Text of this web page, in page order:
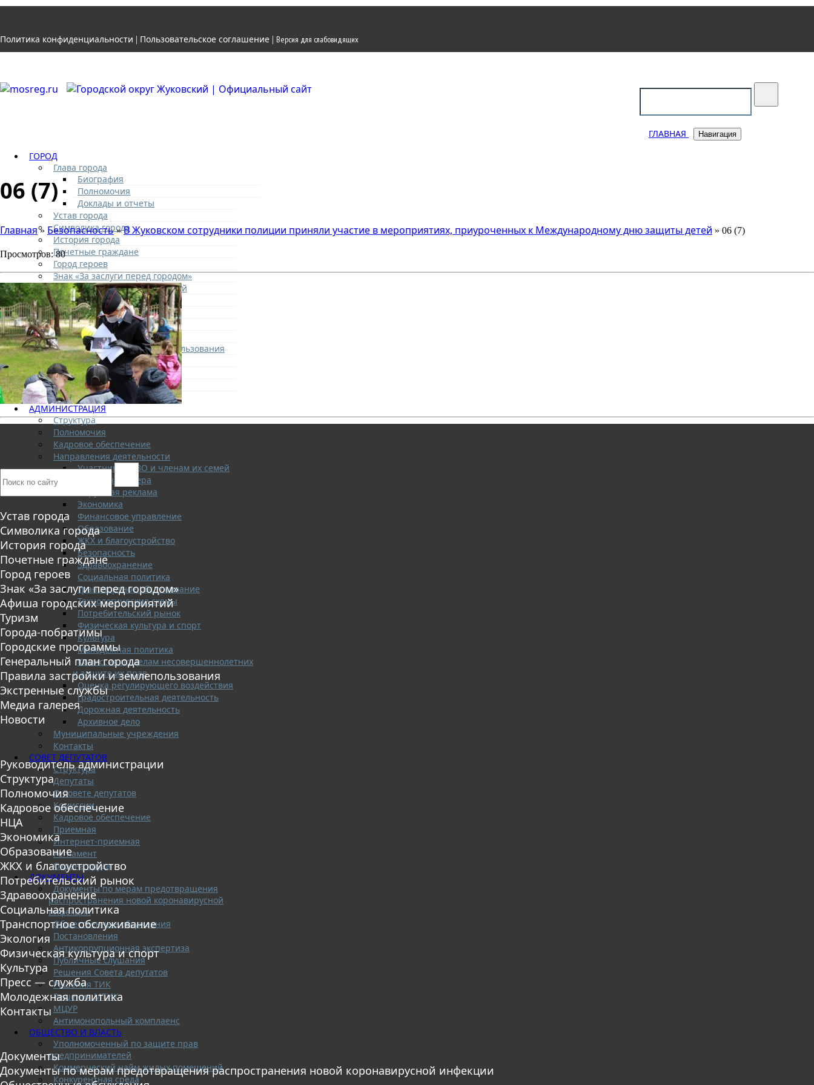
Политика конфиденциальности | Пользовательское соглашение | Версия для слабовидящих
ГЛАВНАЯ Навигация
ГОРОД
Глава города
Биография
Полномочия
Доклады и отчеты
Устав города
Символика города
История города
Почетные граждане
Город героев
Знак «За заслуги перед городом»
Афиша городских мероприятий
Туризм
Города-побратимы
Городские программы
Генеральный план города
Правила застройки и землепользования
Экстренные службы
Медиа галерея
Новости
Авиаград Жуковский
АДМИНИСТРАЦИЯ
Структура
Полномочия
Кадровое обеспечение
Направления деятельности
Участникам СВО и членам их семей
Жилищная сфера
Наружная реклама
Экономика
Финансовое управление
Образование
ЖКХ и благоустройство
Безопасность
Здравоохранение
Социальная политика
Транспортное обслуживание
Технологические схемы
Потребительский рынок
Физическая культура и спорт
Культура
Молодежная политика
Комиссия по делам несовершеннолетних
и защите их прав
Оценка регулирующего воздействия
Градостроительная деятельность
Дорожная деятельность
Архивное дело
Муниципальные учреждения
Контакты
СОВЕТ ДЕПУТАТОВ
Структура
Депутаты
О Совете депутатов
Комиссии
Кадровое обеспечение
Приемная
Интернет-приемная
Регламент
Охрана труда
ДОКУМЕНТЫ
Документы по мерам предотвращения
распространения новой коронавирусной
инфекции
Общественные обсуждения
Постановления
Антикоррупционная экспертиза
Публичные слушания
Решения Совета депутатов
Решения ТИК
Решения МТИК
МЦУР
Антимонопольный комплаенс
ОБЩЕСТВО И ВЛАСТЬ
Уполномоченный по защите прав
предпринимателей
Коммерческий найм жилых помещений
Конкурентная среда
06 (7)
Главная» Безопасность»В Жуковском сотрудники полиции приняли участие в мероприятиях, приуроченных к Международному дню защиты детей » 06 (7)
Просмотров: 80
Устав города
Символика города
История города
Почетные граждане
Город героев
Знак «За заслуги перед городом»
Афиша городских мероприятий
Туризм
Города-побратимы
Городские программы
Генеральный план города
Правила застройки и землепользования
Экстренные службы
Медиа галерея
Новости
Руководитель администрации
Структура
Полномочия
Кадровое обеспечение
НЦА
Экономика
Образование
ЖКХ и благоустройство
Потребительский рынок
Здравоохранение
Социальная политика
Транспортное обслуживание
Экология
Физическая культура и спорт
Культура
Пресс — служба
Молодежная политика
Контакты
Документы
Документы по мерам предотвращения распространения новой коронавирусной инфекции